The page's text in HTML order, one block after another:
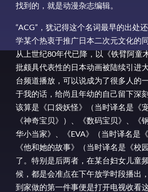
找到的，就是动漫杂志编辑。
“ACG”，犹记得这个名词最早的出处
学某个热衷于推广日本二次元文化的
从上世纪80年代已降，以《铁臂阿童
批颇具代表性的日本动画被陆续引进
台频道播放，可以说成为了很多人的
于我的话，给尚且年幼的自己留下深
该算是《口袋妖怪》（当时译名是《
《神奇宝贝》）、《数码宝贝》、《
华小当家》、《EVA》（当时译名是
《他和她的故事》（当时译名是《校
了。特别是后两者，在某台妇女儿童
候，都是会准点在下午放学时段播出
到家做的第一件事便是打开电视收看